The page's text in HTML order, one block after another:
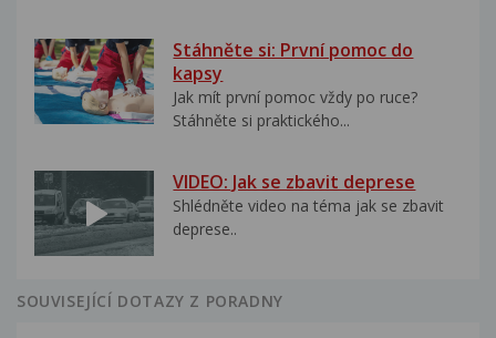
Stáhněte si: První pomoc do
kapsy
Jak mít první pomoc vždy po ruce?
Stáhněte si praktického...
VIDEO: Jak se zbavit deprese
Shlédněte video na téma jak se zbavit
deprese..
SOUVISEJÍCÍ DOTAZY Z PORADNY